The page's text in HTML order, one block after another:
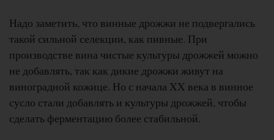
Надо заметить, что винные дрожжи не подвергались
такой сильной селекции, как пивные. При
производстве вина чистые культуры дрожжей можно
не добавлять, так как дикие дрожжи живут на
виноградной кожице. Но с начала XX века в винное
сусло стали добавлять и культуры дрожжей, чтобы
сделать ферментацию более стабильной.